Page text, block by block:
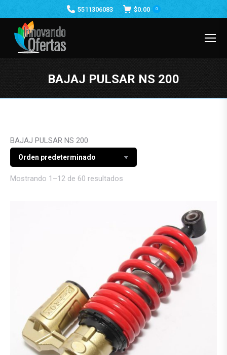
5511306083 $0.00 0
BAJAJ PULSAR NS 200
BAJAJ PULSAR NS 200
Mostrando 1–12 de 60 resultados